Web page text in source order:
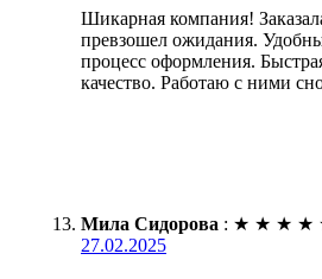
Шикарная компания!
превзошел ожидания.
процесс оформления.
качество. Работаю с ними
Мила Сидорова : ★ ★ ★ ★
27.02.2025